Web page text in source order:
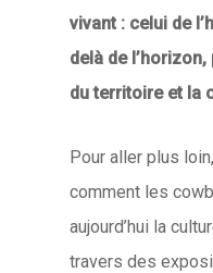
vivant : celui de
delà de
du territoire et la
Pour aller plus
comment les
aujourd’hui la
travers des